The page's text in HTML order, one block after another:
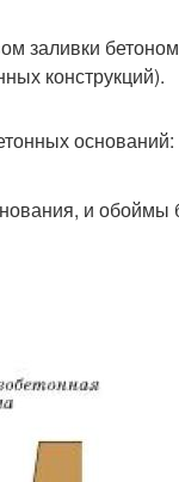
заливки
конструкций).
оснований:
и обоймы